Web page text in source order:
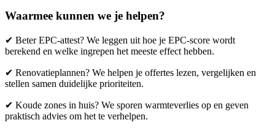
Waarmee kunnen we je helpen?
✔ Beter EPC-attest? We leggen uit hoe je EPC-score wordt
berekend en welke ingrepen het meeste effect hebben.
✔ Renovatieplannen? We helpen je offertes lezen, vergelijken en
stellen samen duidelijke prioriteiten.
✔ Koude zones in huis? We sporen warmteverlies op en geven
praktisch advies om het te verhelpen.